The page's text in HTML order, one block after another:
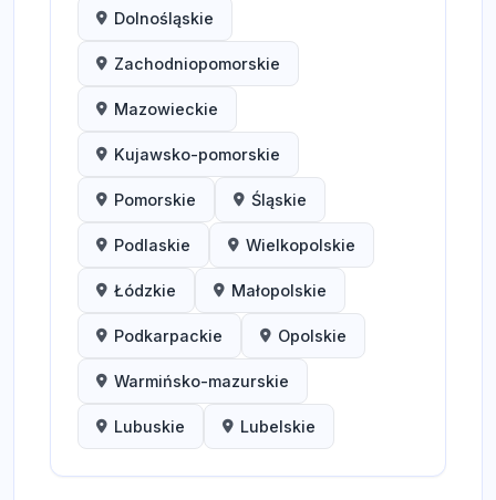
Dolnośląskie
Zachodniopomorskie
Mazowieckie
Kujawsko-pomorskie
Pomorskie Śląskie
Podlaskie Wielkopolskie
Łódzkie Małopolskie
Podkarpackie Opolskie
Warmińsko-mazurskie
Lubuskie Lubelskie